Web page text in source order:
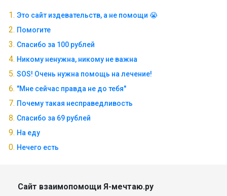
Это сайт издевательств, а не помощи 😭
Помогите
Спасибо за 100 рублей
Никому ненужна, никому не важна
SOS! Очень нужна помощь на лечение!
"Мне сейчас правда не до тебя"
Почему такая несправедливость
Спасибо за 69 рублей
На еду
Нечего есть
Сайт взаимопомощи Я-мечтаю.ру